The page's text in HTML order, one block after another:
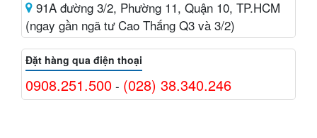
91A đường 3/2, Phường 11, Quận 10, TP.HCM
(ngay gần ngã tư Cao Thắng Q3 và 3/2)
Đặt hàng qua điện thoại
0908.251.500 - (028) 38.340.246